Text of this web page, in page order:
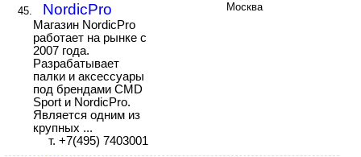
45. NordicPro
Магазин NordicPro
работает на рынке с
2007 года.
Разрабатывает
палки и аксессуары
под брендами CMD
Sport и NordicPro.
Является одним из
крупных ...
т. +7(495) 7403001
Москва